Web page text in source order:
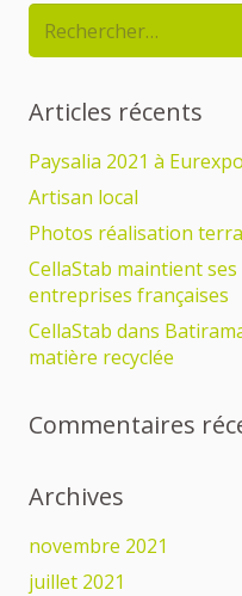
Rechercher :
Articles récents
Paysalia 2021 à
Artisan local
Photos réalisation
CellaStab maintient
entreprises françaises
CellaStab dans
matière recyclée
Commentaires
Archives
novembre 2021
juillet 2021